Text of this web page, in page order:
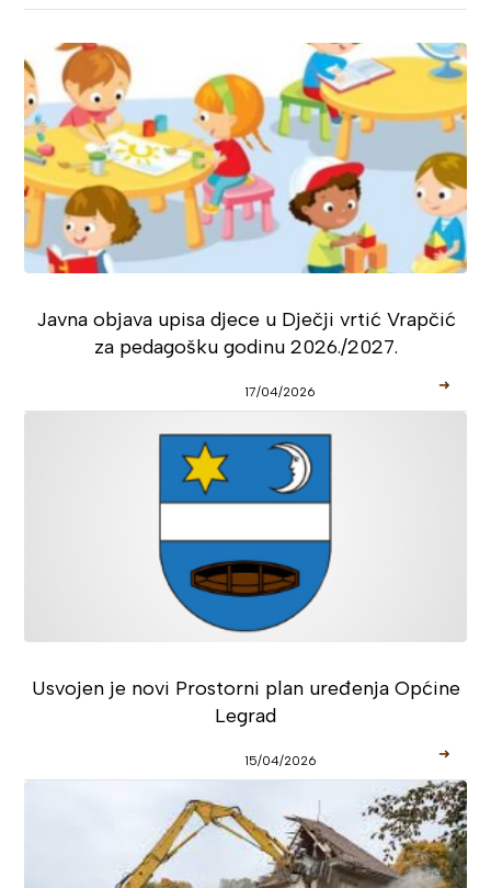
Javna objava upisa djece u Dječji vrtić Vrapčić
za pedagošku godinu 2026./2027.
17/04/2026 ➜
Usvojen je novi Prostorni plan uređenja Općine
Legrad
15/04/2026 ➜